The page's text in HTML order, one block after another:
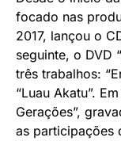
focado nas
2017, lançou o
seguinte, o DVD
três trabalhos:
“Luau Akatu”.
Gerações”,
as participações